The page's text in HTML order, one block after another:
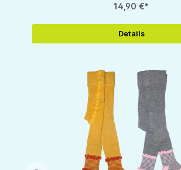
14,90 €*
Details